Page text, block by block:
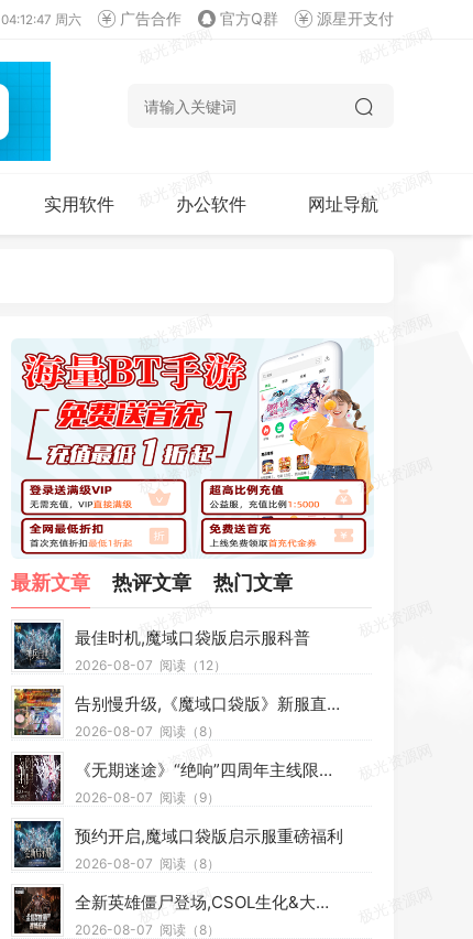
04:12:48 周六 广告合作 官方Q群 源星开支付
实用软件 办公软件 网址导航
最新文章 热评文章 热门文章
最佳时机,魔域口袋版启示服科普
2026-08-07 阅读（12）
告别慢升级,《魔域口袋版》新服直升福利直接送
2026-08-07 阅读（8）
《无期迷途》“绝响”四周年主线限时活动今日开启
2026-08-07 阅读（9）
预约开启,魔域口袋版启示服重磅福利
2026-08-07 阅读（8）
全新英雄僵尸登场,CSOL生化&大灾变联赛重启
2026-08-07 阅读（8）